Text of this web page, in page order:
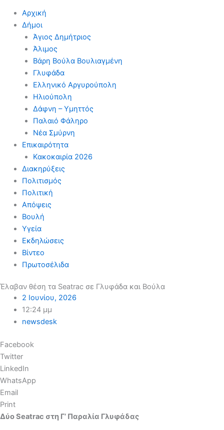
Αρχική
Δήμοι
Άγιος Δημήτριος
Άλιμος
Βάρη Βούλα Βουλιαγμένη
Γλυφάδα
Ελληνικό Αργυρούπολη
Ηλιούπολη
Δάφνη – Υμηττός
Παλαιό Φάληρο
Νέα Σμύρνη
Επικαιρότητα
Κακοκαιρία 2026
Διακηρύξεις
Πολιτισμός
Πολιτική
Απόψεις
Βουλή
Υγεία
Εκδηλώσεις
Βίντεο
Πρωτοσέλιδα
Έλαβαν θέση τα Seatrac σε Γλυφάδα και Βούλα
2 Ιουνίου, 2026
12:24 μμ
newsdesk
Facebook
Twitter
LinkedIn
WhatsApp
Email
Print
Δύο Seatrac στη Γ’ Παραλία Γλυφάδας